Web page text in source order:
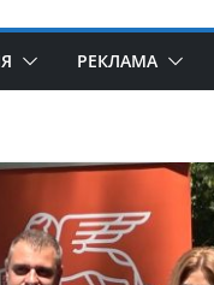
РЕКЛАМА